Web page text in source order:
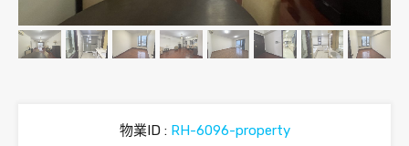
物業ID :RH-6096-property